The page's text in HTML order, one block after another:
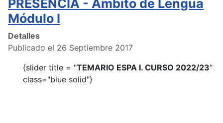
PRESENCIA - Ámbito de Lengua
Módulo I
Detalles
Publicado el 26 Septiembre 2017
{slider title = "TEMARIO ESPA I. CURSO 2022/23"
class="blue solid"}